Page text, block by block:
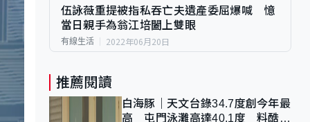
伍詠薇重提被指私吞亡夫遺產委屈爆喊 憶
當日親手為翁江培闔上雙眼
有線生活 2022年06月20日
推薦閱讀
白海豚｜天文台錄34.7度創今年最
高 屯門泳灘高達40.1度 料酷熱